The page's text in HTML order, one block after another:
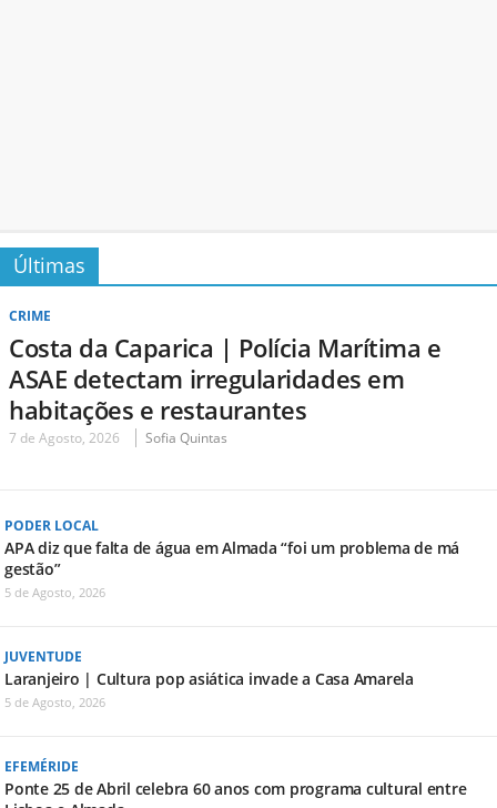
Últimas
CRIME
Costa da Caparica | Polícia Marítima e
ASAE detectam irregularidades em
habitações e restaurantes
7 de Agosto, 2026 Sofia Quintas
PODER LOCAL
APA diz que falta de água em Almada “foi um problema de má
gestão”
5 de Agosto, 2026
JUVENTUDE
Laranjeiro | Cultura pop asiática invade a Casa Amarela
5 de Agosto, 2026
EFEMÉRIDE
Ponte 25 de Abril celebra 60 anos com programa cultural entre